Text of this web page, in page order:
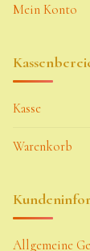
Mein Konto
Kasse
Warenkorb
Allgemeine